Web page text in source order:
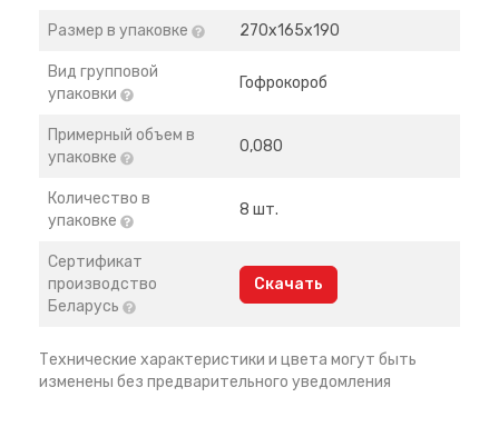
Размер в упаковке 270х165х190
Вид групповой
упаковки
Гофрокороб
Примерный объем в
упаковке
0,080
Количество в
упаковке
8 шт.
Сертификат
производство
Беларусь
Скачать
Технические характеристики и цвета могут быть
изменены без предварительного уведомления